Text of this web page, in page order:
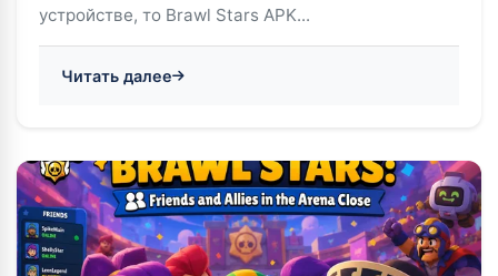
устройстве, то Brawl Stars APK...
Читать далее